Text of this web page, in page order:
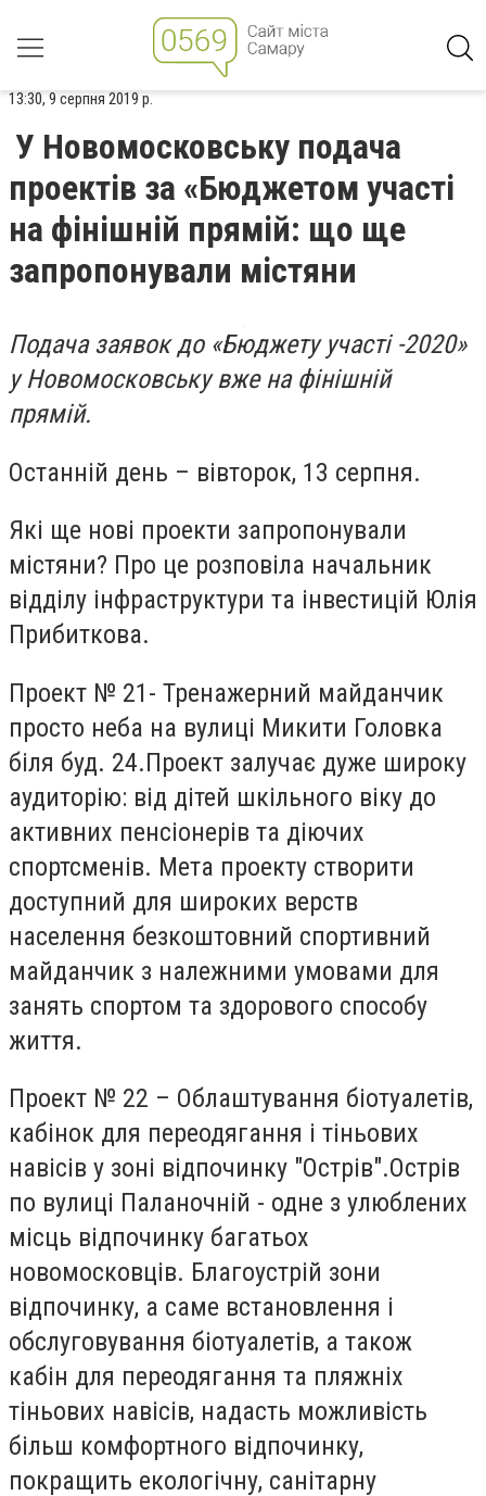
13:30, 9 серпня 2019 р.
У Новомосковську подача
проектів за «Бюджетом участі
на фінішній прямій: що ще
запропонували містяни
Подача заявок до «Бюджету участі -2020»
у Новомосковську вже на фінішній
прямій.
Останній день – вівторок, 13 серпня.
Які ще нові проекти запропонували
містяни? Про це розповіла начальник
відділу інфраструктури та інвестицій Юлія
Прибиткова.
Проект № 21- Тренажерний майданчик
просто неба на вулиці Микити Головка
біля буд. 24.Проект залучає дуже широку
аудиторію: від дітей шкільного віку до
активних пенсіонерів та діючих
спортсменів. Мета проекту створити
доступний для широких верств
населення безкоштовний спортивний
майданчик з належними умовами для
занять спортом та здорового способу
життя.
Проект № 22 – Облаштування біотуалетів,
кабінок для переодягання і тіньових
навісів у зоні відпочинку "Острів".Острів
по вулиці Паланочній - одне з улюблених
місць відпочинку багатьох
новомосковців. Благоустрій зони
відпочинку, а саме встановлення і
обслуговування біотуалетів, а також
кабін для переодягання та пляжніх
тіньових навісів, надасть можливість
більш комфортного відпочинку,
покращить екологічну, санітарну